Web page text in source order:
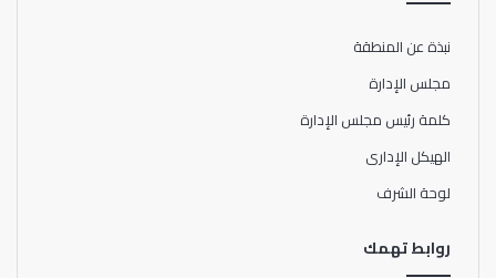
نبذة عن المنطقة
مجلس الإدارة
كلمة رئيس مجلس الإدارة
الهيكل الإدارى
لوحة الشرف
روابط تهمك